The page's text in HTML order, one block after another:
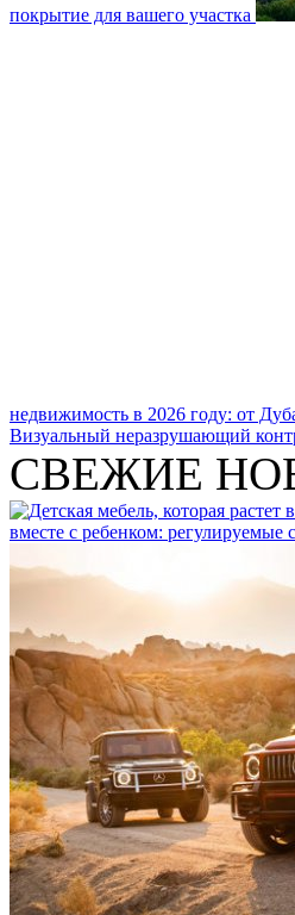
покрытие для вашего участка
недвижимость в 2026 году: от
Визуальный неразрушающий
СВЕЖИЕ
вместе с ребенком: регулируемые